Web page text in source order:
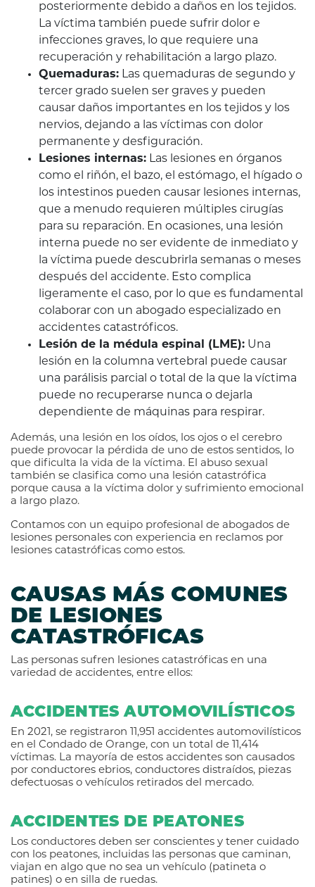
posteriormente debido a daños en los tejidos.
La víctima también puede sufrir dolor e
infecciones graves, lo que requiere una
recuperación y rehabilitación a largo plazo.
Quemaduras: Las quemaduras de segundo y
tercer grado suelen ser graves y pueden
causar daños importantes en los tejidos y los
nervios, dejando a las víctimas con dolor
permanente y desfiguración.
Lesiones internas: Las lesiones en órganos
como el riñón, el bazo, el estómago, el hígado o
los intestinos pueden causar lesiones internas,
que a menudo requieren múltiples cirugías
para su reparación. En ocasiones, una lesión
interna puede no ser evidente de inmediato y
la víctima puede descubrirla semanas o meses
después del accidente. Esto complica
ligeramente el caso, por lo que es fundamental
colaborar con un abogado especializado en
accidentes catastróficos.
Lesión de la médula espinal (LME): Una
lesión en la columna vertebral puede causar
una parálisis parcial o total de la que la víctima
puede no recuperarse nunca o dejarla
dependiente de máquinas para respirar.
Además, una lesión en los oídos, los ojos o el cerebro
puede provocar la pérdida de uno de estos sentidos, lo
que dificulta la vida de la víctima. El abuso sexual
también se clasifica como una lesión catastrófica
porque causa a la víctima dolor y sufrimiento emocional
a largo plazo.
Contamos con un equipo profesional de abogados de
lesiones personales con experiencia en reclamos por
lesiones catastróficas como estos.
CAUSAS MÁS COMUNES
DE LESIONES
CATASTRÓFICAS
Las personas sufren lesiones catastróficas en una
variedad de accidentes, entre ellos:
ACCIDENTES AUTOMOVILÍSTICOS
En 2021, se registraron 11,951 accidentes automovilísticos
en el Condado de Orange, con un total de 11,414
víctimas. La mayoría de estos accidentes son causados
por conductores ebrios, conductores distraídos, piezas
defectuosas o vehículos retirados del mercado.
ACCIDENTES DE PEATONES
Los conductores deben ser conscientes y tener cuidado
con los peatones, incluidas las personas que caminan,
viajan en algo que no sea un vehículo (patineta o
patines) o en silla de ruedas.